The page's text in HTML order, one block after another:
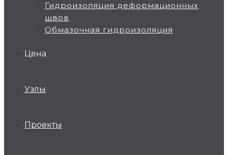
Гидроизоляция деформационных
швов
Обмазочная гидроизоляция
Цена
Узлы
Проекты